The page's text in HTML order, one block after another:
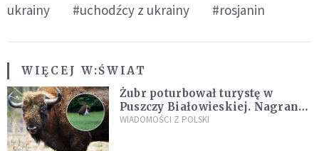
ukrainy
#uchodźcy z ukrainy #rosjanin
WIĘCEJ W:ŚWIAT
Żubr poturbował turystę w
Puszczy Białowieskiej. Nagranie
daje do myślenia
WIADOMOŚCI Z POLSKI